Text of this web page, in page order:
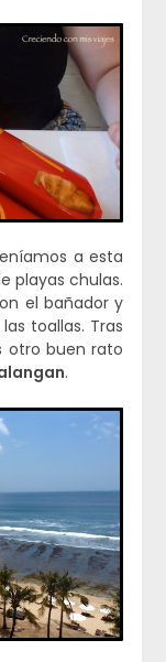
a esta
playas chulas.
el bañador y
toallas. Tras
otro buen rato
.